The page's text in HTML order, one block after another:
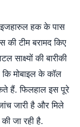
इजहारुल हक के पास
की टीम बरामद किए
साक्ष्यों की बारीकी
मोबाइल के कॉल
हैं. फिलहाल इस पूरे
जारी है और मिले
जा रही है.